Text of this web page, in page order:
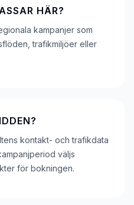
HÄR?
kampanjer som
trafikmiljöer eller
kontakt- och trafikdata
väljs
för bokningen.